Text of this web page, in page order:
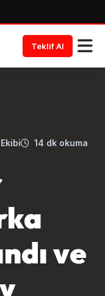
Teklif Al
14 dk okuma
ve